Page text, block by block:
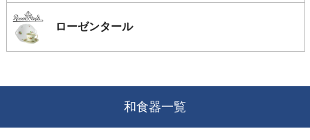
ローゼンタール
和食器一覧